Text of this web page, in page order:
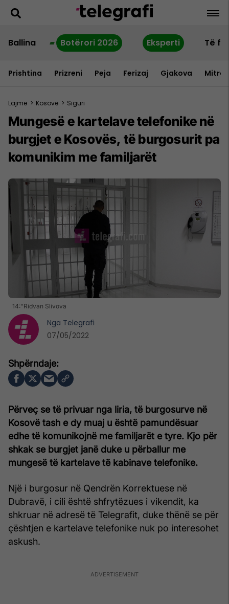
Ballina Botërori 2026 Eksperti Të
Prishtina Prizreni Peja Ferizaj Gjakova
Lajme > Kosove > Siguri
Mungesë e kartelave telefonike në
burgjet e Kosovës, të burgosurit pa
komunikim me familjarët
14:"Ridvan Slivova
Përveç se të privuar nga liria, të burgosurve në
Kosovë tash e dy muaj u është pamundësuar
edhe të komunikojnë me familjarët e tyre. Kjo për
shkak se burgjet janë duke u përballur me
mungesë të kartelave të kabinave telefonike.
Një i burgosur në Qendrën Korrektuese në
Dubravë, i cili është shfrytëzues i vikendit, ka
shkruar në adresë të Telegrafit, duke thënë se për
çështjen e kartelave telefonike nuk po interesohet
askush.
Nga Telegrafi
07/05/2022